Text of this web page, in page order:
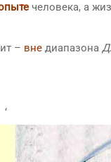
человека, а
– вне диапазона
‘